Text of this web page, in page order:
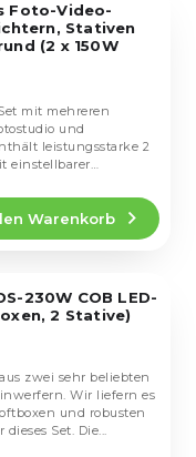
Foto-Video-
Stativen
(2 x 150W
+ 2 x 135W Lampe)
Warenkorb
mit mehreren
und
leistungsstarke 2
einstellbarer
230W COB LED-
2 Stative)
zwei sehr beliebten
Wir liefern es
und robusten
Set. Die...